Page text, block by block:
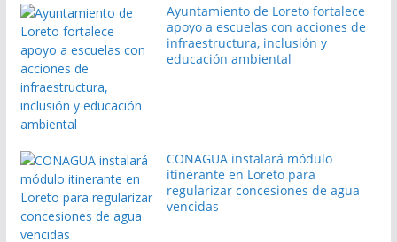
Ayuntamiento de Loreto fortalece
apoyo a escuelas con acciones de
infraestructura, inclusión y
educación ambiental
CONAGUA instalará módulo
itinerante en Loreto para
regularizar concesiones de agua
vencidas